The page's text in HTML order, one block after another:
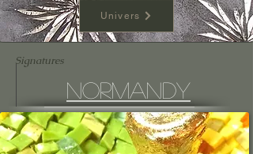
Univers
Signatures
Normandy